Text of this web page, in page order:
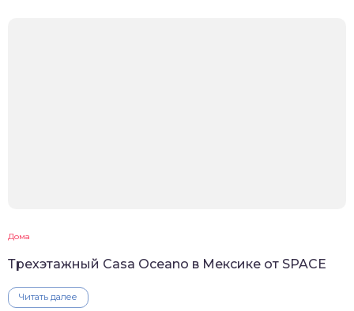
Дома
Трехэтажный Casa Oceano в Мексике от SPACE
Читать далее